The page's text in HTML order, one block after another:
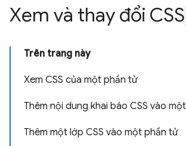
Xem và thay đổi CSS
Trên trang này
Xem CSS của một phần tử
Thêm nội dung khai báo CSS vào
Thêm một lớp CSS vào một phần tử